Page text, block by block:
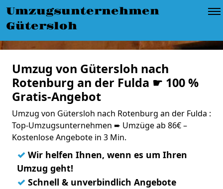
Umzugsunternehmen
Gütersloh
Umzug von Gütersloh nach
Rotenburg an der Fulda ☛ 100 %
Gratis-Angebot
Umzug von Gütersloh nach Rotenburg an der Fulda :
Top-Umzugsunternehmen ➨ Umzüge ab 86€ –
Kostenlose Angebote in 3 Min.
✓ Wir helfen Ihnen, wenn es um Ihren
Umzug geht!
✓ Schnell & unverbindlich Angebote